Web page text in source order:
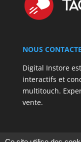
NOUS
Digital Instore
interactifs et
multitouch.
vente.